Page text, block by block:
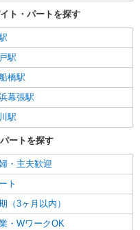
ト・パートを探す
駅
橋駅
幕張駅
駅
ートを探す
・主夫歓迎
ト
（3ヶ月以内）
・WワークOK